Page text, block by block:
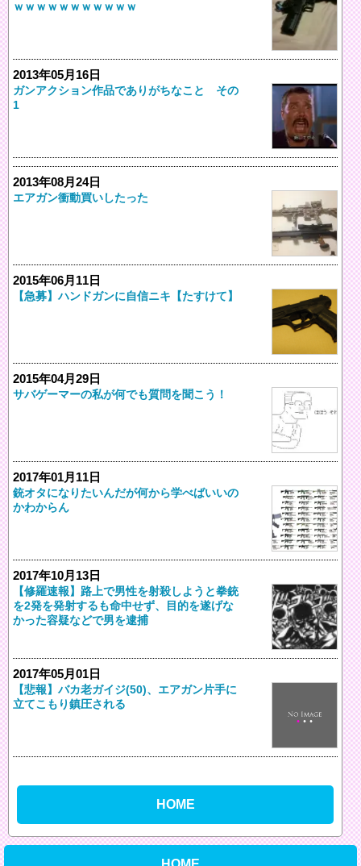
ｗｗｗｗｗｗｗｗｗｗｗ
2013年05月16日
ガンアクション作品でありがちなこと その
1
2013年08月24日
エアガン衝動買いしたった
2015年06月11日
【急募】ハンドガンに自信ニキ【たすけて】
2015年04月29日
サバゲーマーの私が何でも質問を聞こう！
2017年01月11日
銃オタになりたいんだが何から学べばいいの
かわからん
2017年10月13日
【修羅速報】路上で男性を射殺しようと拳銃
を2発を発射するも命中せず、目的を遂げな
かった容疑などで男を逮捕
2017年05月01日
【悲報】バカ老ガイジ(50)、エアガン片手に
立てこもり鎮圧される
HOME